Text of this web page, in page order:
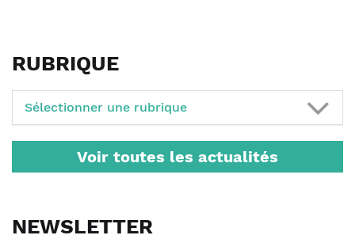
RUBRIQUE
Sélectionner une rubrique
Voir toutes les actualités
NEWSLETTER